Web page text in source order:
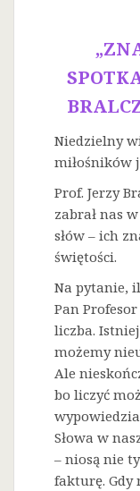
Niedzielny
miłośników
Prof. Jerzy
zabrał nas
słów – ich
świętości.
Na pytanie,
Pan
liczba.
możemy
Ale
bo liczyć
Słowa w
– niosą nie
fakturę. Gdy